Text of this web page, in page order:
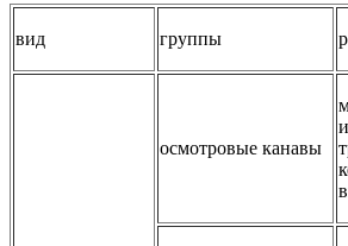
вид группы
осмотровые канавы